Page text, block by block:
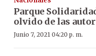
Parque
olvido de las
Junio 7, 2021 04:20 p. m.